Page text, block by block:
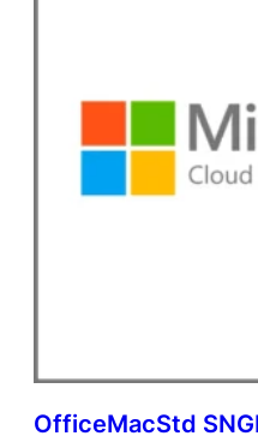
OfficeMacStd